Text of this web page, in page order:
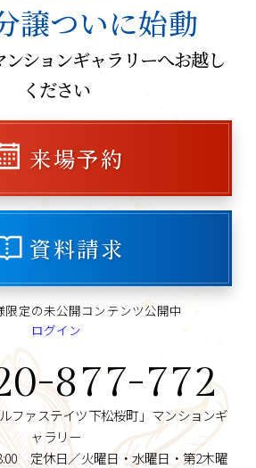
譲ついに始動
ションギャラリーへお越し
ください
来場予約
資料請求
限定の未公開コンテンツ公開中
ログイン
877-772
ファステイツ下松桜町」マンションギ
ャラリー
定休日／火曜日・水曜日・第2木曜